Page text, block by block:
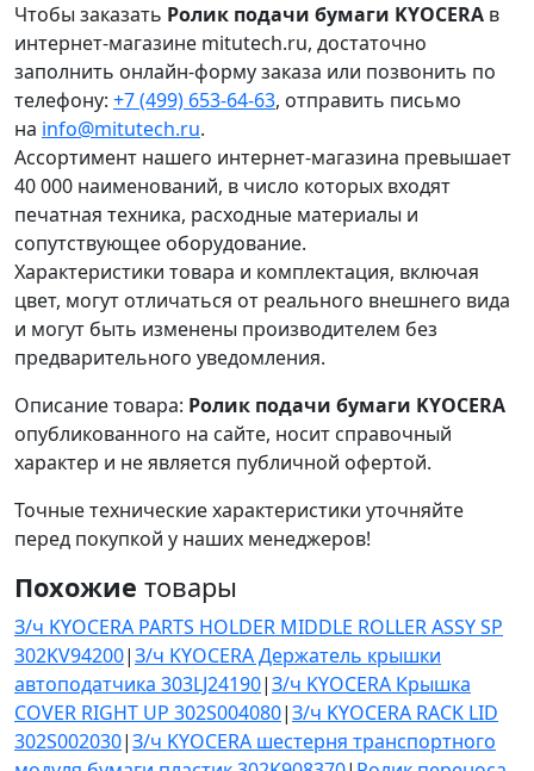
Чтобы заказать Ролик подачи бумаги KYOCERA в
интернет-магазине mitutech.ru, достаточно
заполнить онлайн-форму заказа или позвонить по
телефону: +7 (499) 653-64-63, отправить письмо
на info@mitutech.ru.
Ассортимент нашего интернет-магазина превышает
40 000 наименований, в число которых входят
печатная техника, расходные материалы и
сопутствующее оборудование.
Характеристики товара и комплектация, включая
цвет, могут отличаться от реального внешнего вида
и могут быть изменены производителем без
предварительного уведомления.
Описание товара: Ролик подачи бумаги KYOCERA
опубликованного на сайте, носит справочный
характер и не является публичной офертой.
Точные технические характеристики уточняйте
перед покупкой у наших менеджеров!
Похожие товары
З/ч KYOCERA PARTS HOLDER MIDDLE ROLLER ASSY SP
302KV94200|З/ч KYOCERA Держатель крышки
автоподатчика 303LJ24190|З/ч KYOCERA Крышка
COVER RIGHT UP 302S004080|З/ч KYOCERA RACK LID
302S002030|З/ч KYOCERA шестерня транспортного